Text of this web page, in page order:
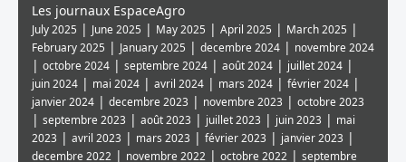
Les journaux EspaceAgro
July 2025 | June 2025 | May 2025 | April 2025 | March 2025 |
February 2025 | January 2025 | decembre 2024 | novembre 2024
| octobre 2024 | septembre 2024 | août 2024 | juillet 2024 |
juin 2024 | mai 2024 | avril 2024 | mars 2024 | février 2024 |
janvier 2024 | decembre 2023 | novembre 2023 | octobre 2023
| septembre 2023 | août 2023 | juillet 2023 | juin 2023 | mai
2023 | avril 2023 | mars 2023 | février 2023 | janvier 2023 |
decembre 2022 | novembre 2022 | octobre 2022 | septembre